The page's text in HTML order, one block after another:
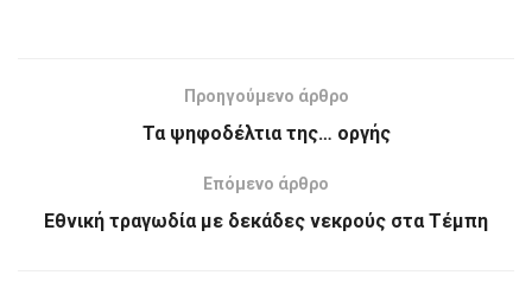
Προηγούμενο άρθρο
Τα ψηφοδέλτια της… οργής
Επόμενο άρθρο
Εθνική τραγωδία με δεκάδες νεκρούς στα Τέμπη